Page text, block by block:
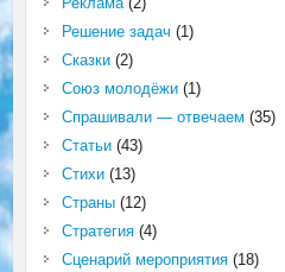
Решение задач (1)
Сказки(2)
Союз молодёжи(1)
Спрашивали — отвечаем (35)
Статьи(43)
Стихи(13)
Страны(12)
Стратегия(4)
Сценарий мероприятия(18)